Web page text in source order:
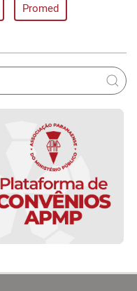
Promed